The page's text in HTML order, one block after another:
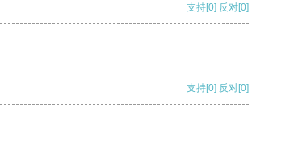
支持[0] 反对[0]
支持[0] 反对[0]